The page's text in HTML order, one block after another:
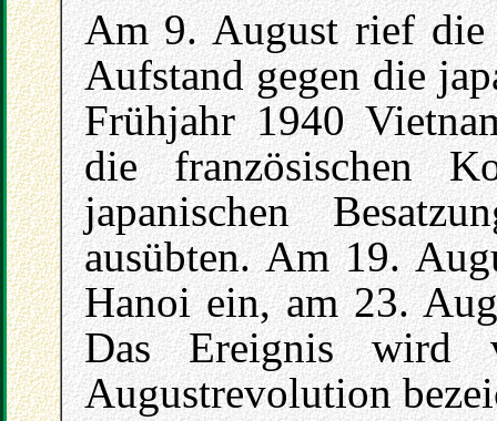
Am 9. August rief die
Aufstand gegen die
Frühjahr 1940
die französischen
japanischen
ausübten. Am 19.
Hanoi ein, am 23.
Das Ereignis wird
Augustrevolution